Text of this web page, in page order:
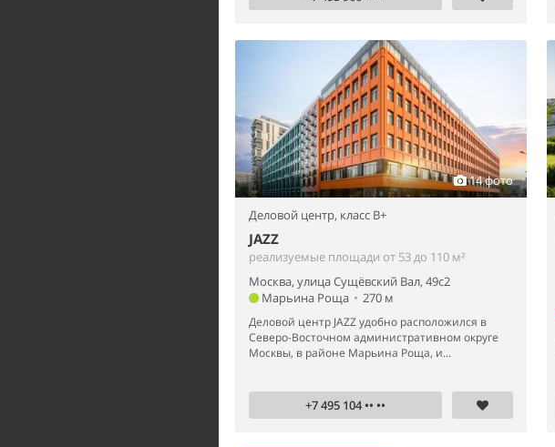
14 фото
Деловой центр, класс B+
JAZZ
реализуемые площади от 53 до 110 м²
Москва, улица Сущёвский Вал, 49с2
Марьина Роща • 270 м
Деловой центр JAZZ удобно расположился в
Северо-Восточном административном округе
Москвы, в районе Марьина Роща, и...
+7 495 104 •• ••